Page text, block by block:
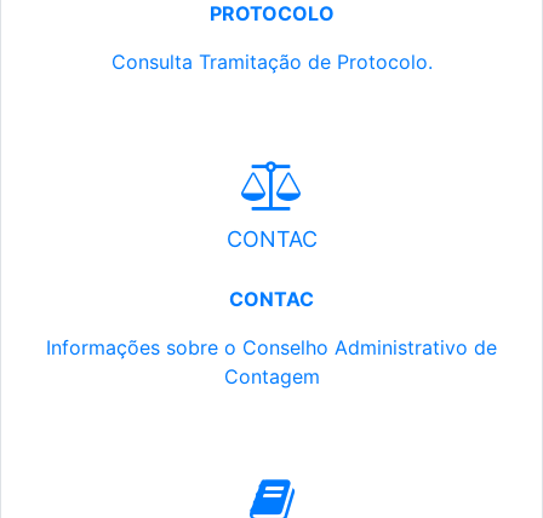
PROTOCOLO
Consulta Tramitação de Protocolo.
CONTAC
CONTAC
Informações sobre o Conselho Administrativo de
Contagem